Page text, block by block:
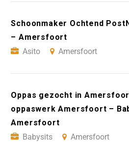
Schoonmaker Ochtend
– Amersfoort
Asito
Amersfoort
Oppas gezocht in
oppaswerk Amersfoort –
Amersfoort
Babysits
Amersfoort